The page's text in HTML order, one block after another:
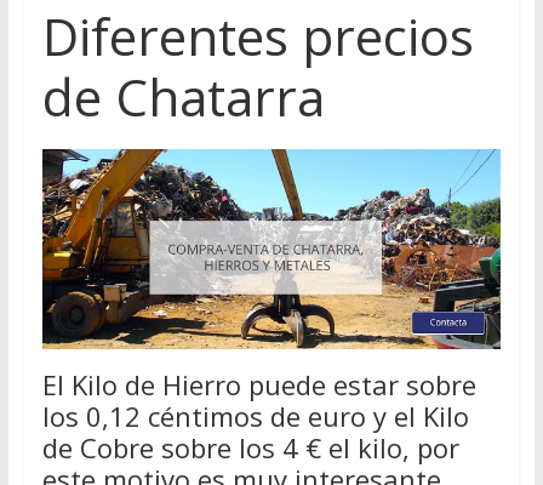
Diferentes precios
de Chatarra
El Kilo de Hierro puede estar sobre
los 0,12 céntimos de euro y el Kilo
de Cobre sobre los 4 € el kilo, por